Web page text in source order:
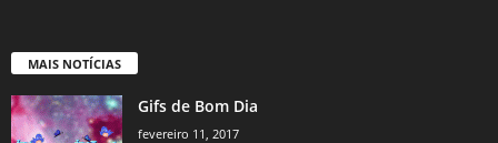
MAIS NOTÍCIAS
Gifs de Bom Dia
fevereiro 11, 2017